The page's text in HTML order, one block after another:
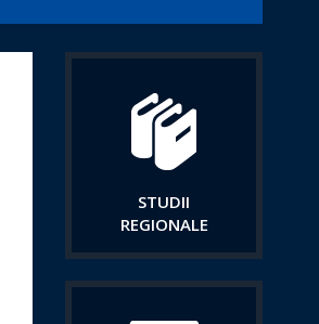
STUDII
REGIONALE